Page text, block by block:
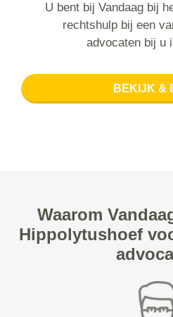
U bent bij Vandaag bij
rechtshulp bij een
advocaten bij u
BEKIJK &
Waarom
Hippolytushoef